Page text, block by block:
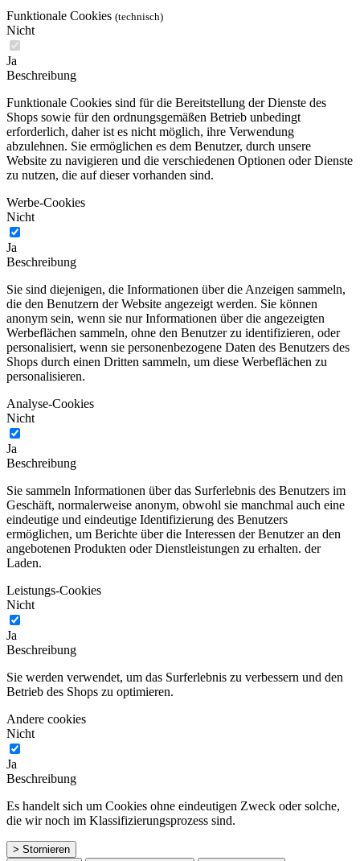
Funktionale Cookies (technisch)
Nicht
Ja
Beschreibung
Funktionale Cookies sind für die Bereitstellung der Dienste des
Shops sowie für den ordnungsgemäßen Betrieb unbedingt
erforderlich, daher ist es nicht möglich, ihre Verwendung
abzulehnen. Sie ermöglichen es dem Benutzer, durch unsere
Website zu navigieren und die verschiedenen Optionen oder Dienste
zu nutzen, die auf dieser vorhanden sind.
Werbe-Cookies
Nicht
Ja
Beschreibung
Sie sind diejenigen, die Informationen über die Anzeigen sammeln,
die den Benutzern der Website angezeigt werden. Sie können
anonym sein, wenn sie nur Informationen über die angezeigten
Werbeflächen sammeln, ohne den Benutzer zu identifizieren, oder
personalisiert, wenn sie personenbezogene Daten des Benutzers des
Shops durch einen Dritten sammeln, um diese Werbeflächen zu
personalisieren.
Analyse-Cookies
Nicht
Ja
Beschreibung
Sie sammeln Informationen über das Surferlebnis des Benutzers im
Geschäft, normalerweise anonym, obwohl sie manchmal auch eine
eindeutige und eindeutige Identifizierung des Benutzers
ermöglichen, um Berichte über die Interessen der Benutzer an den
angebotenen Produkten oder Dienstleistungen zu erhalten. der
Laden.
Leistungs-Cookies
Nicht
Ja
Beschreibung
Sie werden verwendet, um das Surferlebnis zu verbessern und den
Betrieb des Shops zu optimieren.
Andere cookies
Nicht
Ja
Beschreibung
Es handelt sich um Cookies ohne eindeutigen Zweck oder solche,
die wir noch im Klassifizierungsprozess sind.
> Stornieren